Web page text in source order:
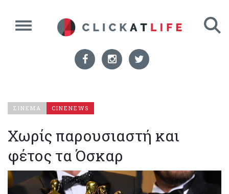
ΣΙΝΕΜΑ CINENEWS
Χωρίς παρουσιαστή και
φέτος τα Όσκαρ